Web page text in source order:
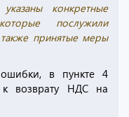
конкретные
послужили
принятые меры
ошибки, в пункте 4
к возврату НДС на